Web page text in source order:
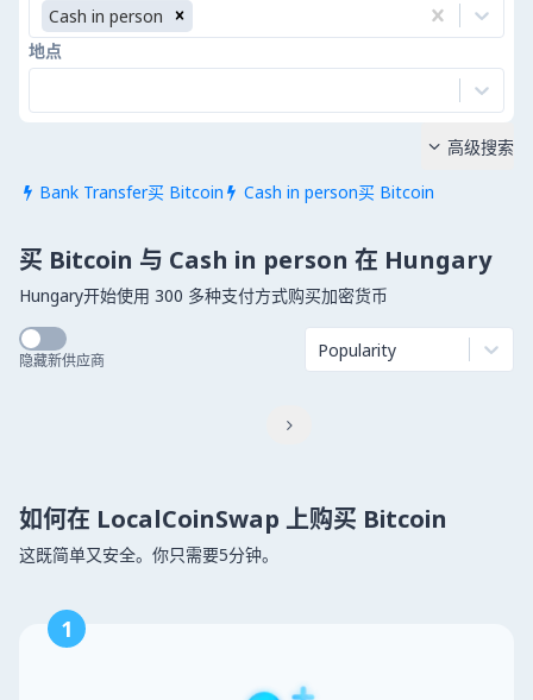
Cash in person
地点
 Bank Transfer买 Bitcoin  Cash in person买 Bitcoin
 高级搜索
买 Bitcoin 与 Cash in person 在 Hungary
Hungary开始使用 300 多种支付方式购买加密货币
隐藏新供应商 Popularity

如何在 LocalCoinSwap 上购买 Bitcoin
这既简单又安全。你只需要5分钟。
1